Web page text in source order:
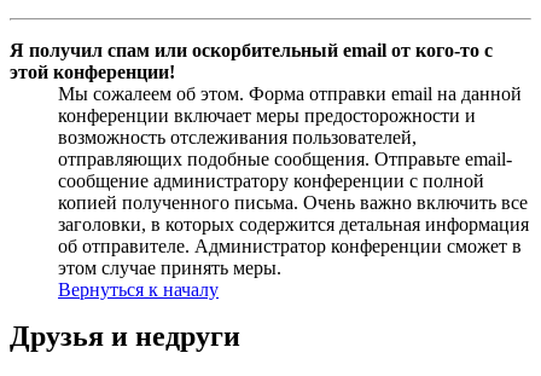
Я получил спам или оскорбительный email от кого-то с
этой конференции!
Мы сожалеем об этом. Форма отправки email на данной
конференции включает меры предосторожности и
возможность отслеживания пользователей,
отправляющих подобные сообщения. Отправьте email-
сообщение администратору конференции с полной
копией полученного письма. Очень важно включить все
заголовки, в которых содержится детальная информация
об отправителе. Администратор конференции сможет в
этом случае принять меры.
Вернуться к началу
Друзья и недруги